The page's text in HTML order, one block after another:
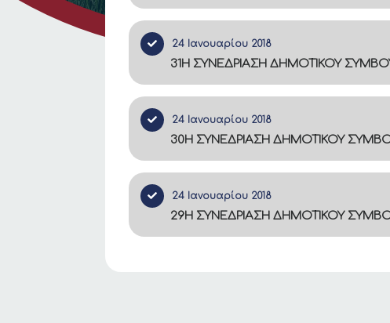
24 Ιανουαρίου 2018
31Η ΣΥΝΕΔΡΙΑΣΗ ΔΗΜΟΤΙΚΟΥ
24 Ιανουαρίου 2018
30Η ΣΥΝΕΔΡΙΑΣΗ ΔΗΜΟΤΙΚΟΥ
24 Ιανουαρίου 2018
29Η ΣΥΝΕΔΡΙΑΣΗ ΔΗΜΟΤΙΚΟΥ